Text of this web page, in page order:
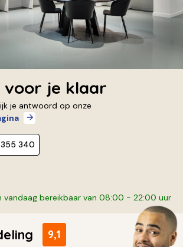
voor je klaar
je antwoord op onze
340
vandaag bereikbaar van 08:00 - 22:00 uur
9,1